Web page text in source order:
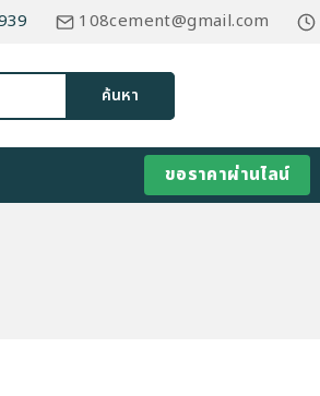
108cement@gmail.com
ค้นหา
ขอราคาผ่านไลน์